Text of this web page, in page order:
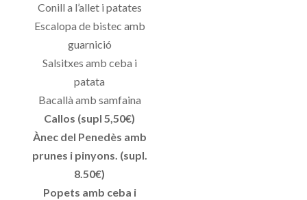
Conill a l’allet i patates
Escalopa de bistec amb
guarnició
Salsitxes amb ceba i
patata
Bacallà amb samfaina
Callos (supl 5,50€)
Ànec del Penedès amb
prunes i pinyons. (supl.
8.50€)
Popets amb ceba i